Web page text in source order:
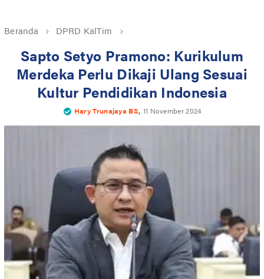
Beranda DPRD KalTim
Sapto Setyo Pramono: Kurikulum
Merdeka Perlu Dikaji Ulang Sesuai
Kultur Pendidikan Indonesia
Hary Trunajaya BS, 11 November 2024